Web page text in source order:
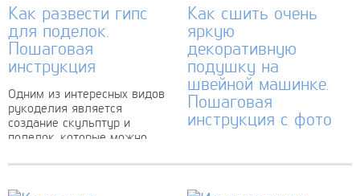
Как развести гипс
для поделок.
Пошаговая
инструкция
Одним из интересных видов
рукоделия является
создание скульптур и
поделок, которые можно
декоративных элементов
Как сшить очень
яркую
декоративную
подушку на
швейной машинке.
Пошаговая
инструкция с фото
яркого фетра –
вашего дома Как сшить